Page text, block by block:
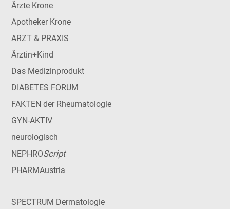
Ärzte Krone
Apotheker Krone
ARZT & PRAXIS
Ärztin+Kind
Das Medizinprodukt
DIABETES FORUM
FAKTEN der Rheumatologie
GYN-AKTIV
neurologisch
NEPHROScript
PHARMAustria
SPECTRUM Dermatologie